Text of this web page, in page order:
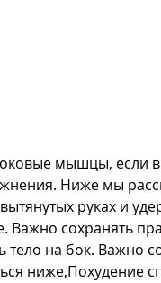
Ниже мы
руках и
сохранять
тело на бок. Важно
ниже,Похудение